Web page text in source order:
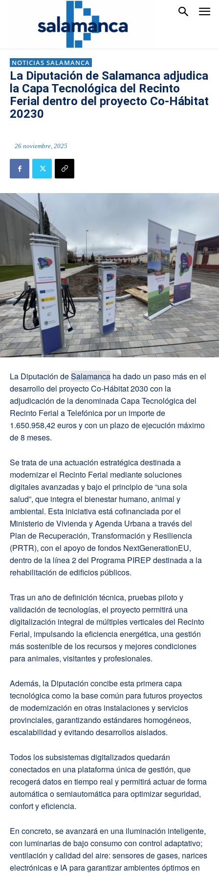
NOTICIAS SALAMANCA
La Diputación de Salamanca adjudica
la Capa Tecnológica del Recinto
Ferial dentro del proyecto Co-Hábitat
20230
26 noviembre, 2025
La Diputación deSalamanca ha dado un paso más en el
desarrollo del proyecto Co-Hábitat 2030 con la
adjudicación de la denominada Capa Tecnológica del
Recinto Ferial a Telefónica por un importe de
1.650.958,42 euros y con un plazo de ejecución máximo
de 8 meses.
Se trata de una actuación estratégica destinada a
modernizar el Recinto Ferial mediante soluciones
digitales avanzadas y bajo el principio de “una sola
salud”, que integra el bienestar humano, animal y
ambiental. Esta iniciativa está cofinanciada por el
Ministerio de Vivienda y Agenda Urbana a través del
Plan de Recuperación, Transformación y Resiliencia
(PRTR), con el apoyo de fondos NextGenerationEU,
dentro de la línea 2 del Programa PIREP destinada a la
rehabilitación de edificios públicos.
Tras un año de definición técnica, pruebas piloto y
validación de tecnologías, el proyecto permitirá una
digitalización integral de múltiples verticales del Recinto
Ferial, impulsando la eficiencia energética, una gestión
más sostenible de los recursos y mejores condiciones
para animales, visitantes y profesionales.
Además, la Diputación concibe esta primera capa
tecnológica como la base común para futuros proyectos
de modernización en otras instalaciones y servicios
provinciales, garantizando estándares homogéneos,
escalabilidad y evitando desarrollos aislados.
Todos los subsistemas digitalizados quedarán
conectados en una plataforma única de gestión, que
recogerá datos en tiempo real y permitirá actuar de forma
automática o semiautomática para optimizar seguridad,
confort y eficiencia.
En concreto, se avanzará en una iluminación inteligente,
con luminarias de bajo consumo con control adaptativo;
ventilación y calidad del aire: sensores de gases, narices
electrónicas e IA para garantizar ambientes óptimos en